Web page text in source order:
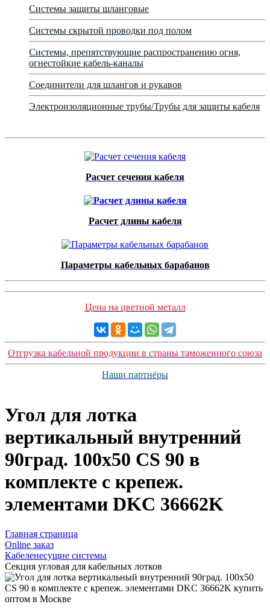
Системы защиты шланговые
Системы скрытой проводки под полом
Системы, препятствующие распространению огня,
огнестойкие кабель-каналы
Соединители для шлангов и рукавов
Электроизоляционные трубы/Трубы для защиты кабеля
Расчет сечения кабеля
Расчет длины кабеля
Параметры кабельных барабанов
Цена на цветной металл
Отгрузка кабельной продукции в страны таможенного союза
Наши партнёры
Угол для лотка
вертикальный внутренний
90град. 100х50 CS 90 в
комплекте с крепеж.
элементами DKC 36662K
Главная страница
Оnline заказ
Кабеленесущие системы
Секция угловая для кабельных лотков